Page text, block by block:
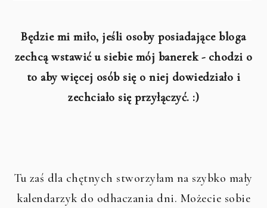
Będzie mi miło, jeśli osoby posiadające bloga
zechcą wstawić u siebie mój banerek - chodzi o
to aby więcej osób się o niej dowiedziało i
zechciało się przyłączyć. :)
Tu zaś dla chętnych stworzyłam na szybko mały
kalendarzyk do odhaczania dni. Możecie sobie